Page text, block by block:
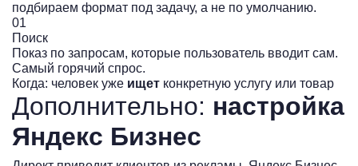
подбираем формат под задачу, а не по умолчанию.
01
Поиск
Показ по запросам, которые пользователь вводит сам.
Самый горячий спрос.
Когда: человек уже ищет конкретную услугу или товар
Дополнительно: настройка
Яндекс Бизнес